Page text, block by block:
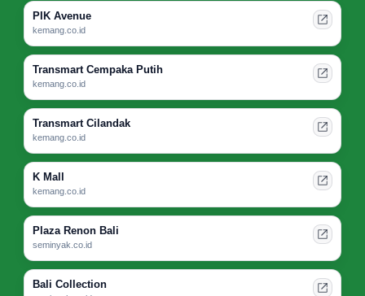
PIK Avenue
kemang.co.id
Transmart Cempaka Putih
kemang.co.id
Transmart Cilandak
kemang.co.id
K Mall
kemang.co.id
Plaza Renon Bali
seminyak.co.id
Bali Collection